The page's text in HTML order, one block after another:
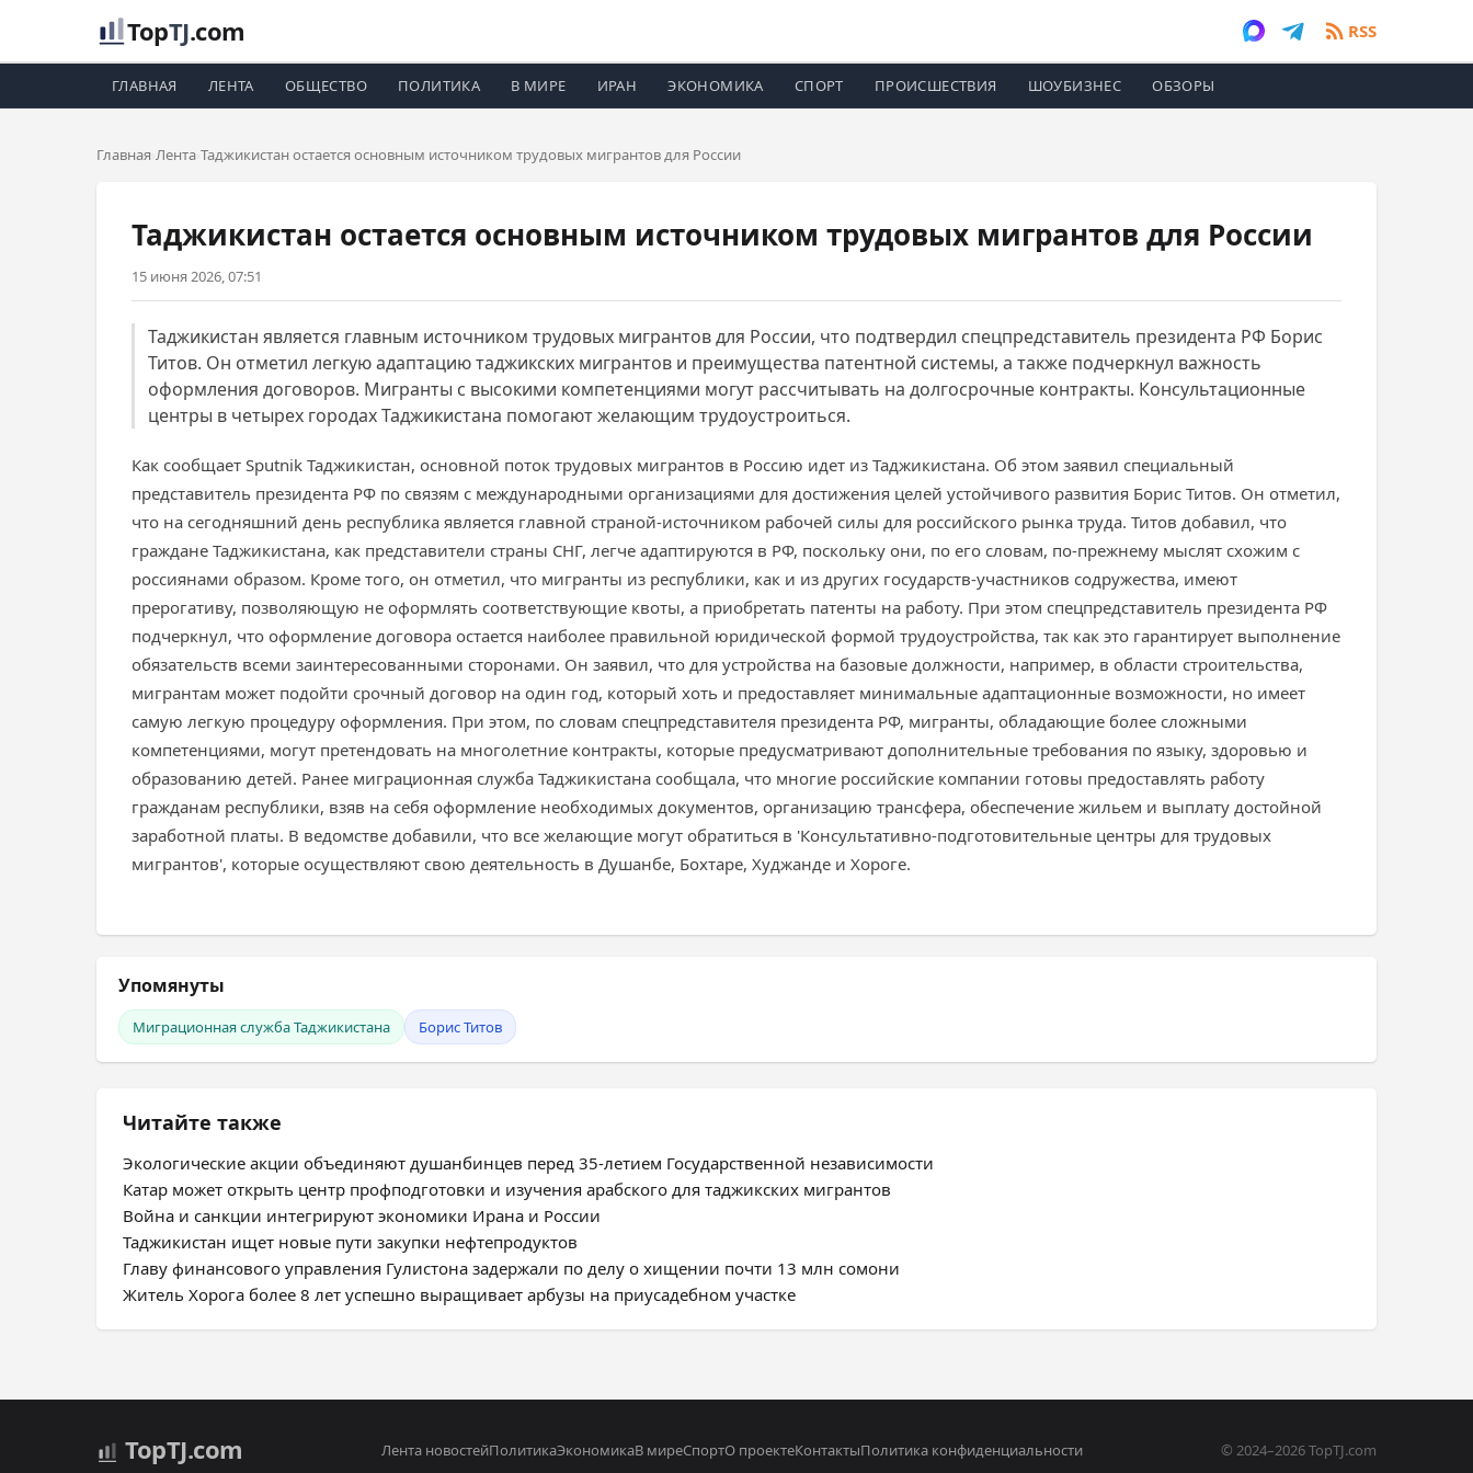
TopTJ.com RSS
ГЛАВНАЯ ЛЕНТА ОБЩЕСТВО ПОЛИТИКА В МИРЕ ИРАН ЭКОНОМИКА СПОРТ ПРОИСШЕСТВИЯ ШОУБИЗНЕС ОБЗОРЫ
Главная Лента Таджикистан остается основным источником трудовых мигрантов для России
Таджикистан остается основным источником трудовых мигрантов для России
15 июня 2026, 07:51
Таджикистан является главным источником трудовых мигрантов для России, что подтвердил спецпредставитель президента РФ Борис
Титов. Он отметил легкую адаптацию таджикских мигрантов и преимущества патентной системы, а также подчеркнул важность
оформления договоров. Мигранты с высокими компетенциями могут рассчитывать на долгосрочные контракты. Консультационные
центры в четырех городах Таджикистана помогают желающим трудоустроиться.
Как сообщает Sputnik Таджикистан, основной поток трудовых мигрантов в Россию идет из Таджикистана. Об этом заявил специальный
представитель президента РФ по связям с международными организациями для достижения целей устойчивого развития Борис Титов. Он отметил,
что на сегодняшний день республика является главной страной-источником рабочей силы для российского рынка труда. Титов добавил, что
граждане Таджикистана, как представители страны СНГ, легче адаптируются в РФ, поскольку они, по его словам, по-прежнему мыслят схожим с
россиянами образом. Кроме того, он отметил, что мигранты из республики, как и из других государств-участников содружества, имеют
прерогативу, позволяющую не оформлять соответствующие квоты, а приобретать патенты на работу. При этом спецпредставитель президента РФ
подчеркнул, что оформление договора остается наиболее правильной юридической формой трудоустройства, так как это гарантирует выполнение
обязательств всеми заинтересованными сторонами. Он заявил, что для устройства на базовые должности, например, в области строительства,
мигрантам может подойти срочный договор на один год, который хоть и предоставляет минимальные адаптационные возможности, но имеет
самую легкую процедуру оформления. При этом, по словам спецпредставителя президента РФ, мигранты, обладающие более сложными
компетенциями, могут претендовать на многолетние контракты, которые предусматривают дополнительные требования по языку, здоровью и
образованию детей. Ранее миграционная служба Таджикистана сообщала, что многие российские компании готовы предоставлять работу
гражданам республики, взяв на себя оформление необходимых документов, организацию трансфера, обеспечение жильем и выплату достойной
заработной платы. В ведомстве добавили, что все желающие могут обратиться в 'Консультативно-подготовительные центры для трудовых
мигрантов', которые осуществляют свою деятельность в Душанбе, Бохтаре, Худжанде и Хороге.
Упомянуты
Миграционная служба Таджикистана Борис Титов
Читайте также
Экологические акции объединяют душанбинцев перед 35-летием Государственной независимости
Катар может открыть центр профподготовки и изучения арабского для таджикских мигрантов
Война и санкции интегрируют экономики Ирана и России
Таджикистан ищет новые пути закупки нефтепродуктов
Главу финансового управления Гулистона задержали по делу о хищении почти 13 млн сомони
Житель Хорога более 8 лет успешно выращивает арбузы на приусадебном участке
TopTJ.com Лента новостейПолитикаЭкономикаВ миреСпортО проектеКонтактыПолитика конфиденциальности © 2024–2026 TopTJ.com